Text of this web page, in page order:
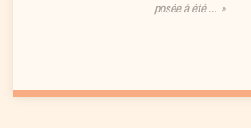
posée à été ...